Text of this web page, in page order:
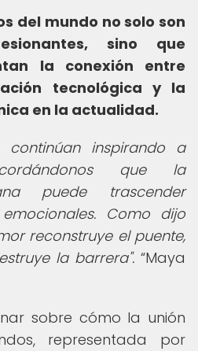
del mundo no solo son
sino que
la conexión entre
tecnológica y la
en la actualidad.
continúan inspirando a
que la
puede trascender
Como dijo
reconstruye el puente,
la barrera".
Maya
sobre cómo la unión
representada por